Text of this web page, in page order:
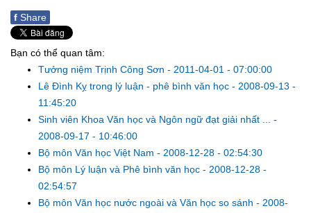
f Share
Bạn có thể quan tâm:
Tưởng niệm Trịnh Công Sơn - 2011-04-01 - 07:00:00
Lê Đình Kỵ trong lý luận - phê bình văn học - 2008-09-13 -
11:45:20
Sinh viên Khoa Văn học và Ngôn ngữ đạt giải nhất ... -
2008-09-17 - 10:46:00
Bộ môn Văn học Việt Nam - 2008-12-28 - 02:54:30
Bộ môn Lý luận và Phê bình văn học - 2008-12-28 -
02:54:57
Bộ môn Văn học nước ngoài và Văn học so sánh - 2008-